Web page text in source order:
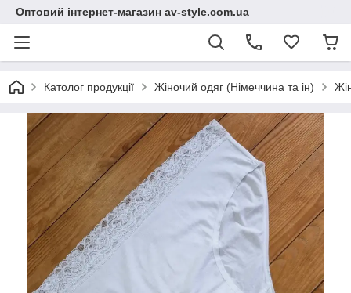
Оптовий інтернет-магазин av-style.com.ua
Католог продукції Жіночий одяг (Німеччина та ін)